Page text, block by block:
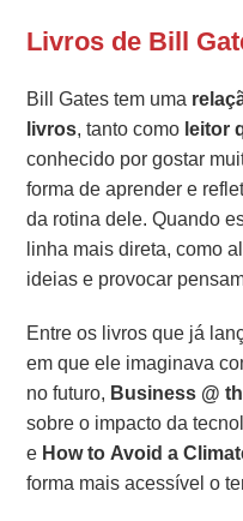
Livros de Bill
Bill Gates tem uma
livros, tanto como leitor
conhecido por gostar
forma de aprender e
da rotina dele. Quando
linha mais direta, como
ideias e provocar
Entre os livros que já
em que ele imaginava
no futuro, Business @
sobre o impacto da
e How to Avoid a
forma mais acessível o